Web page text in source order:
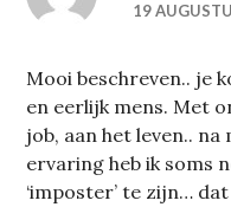
19
Mooi beschreven.. je
en eerlijk mens. Met
job, aan het leven..
ervaring heb ik soms
‘imposter’ te zijn…